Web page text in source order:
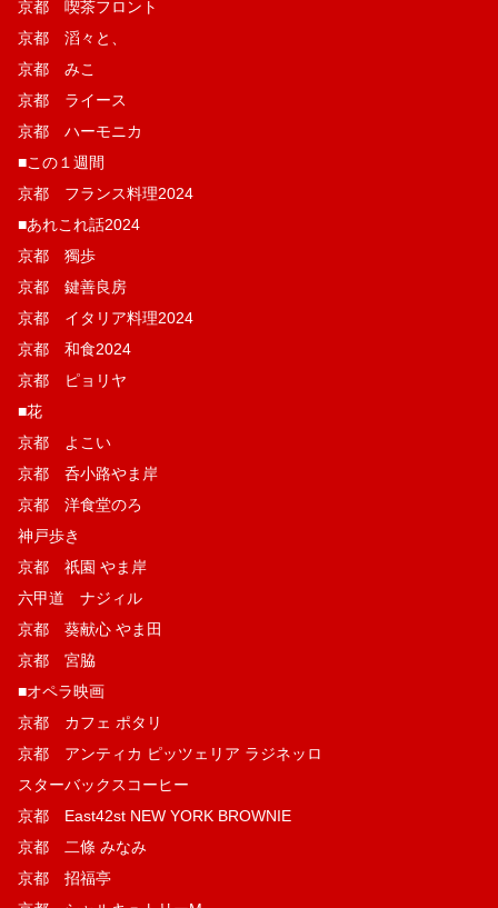
京都 喫茶フロント
京都 滔々と、
京都 みこ
京都 ライース
京都 ハーモニカ
■この１週間
京都 フランス料理2024
■あれこれ話2024
京都 獨歩
京都 鍵善良房
京都 イタリア料理2024
京都 和食2024
京都 ピョリヤ
■花
京都 よこい
京都 呑小路やま岸
京都 洋食堂のろ
神戸歩き
京都 祇園 やま岸
六甲道 ナジィル
京都 葵献心 やま田
京都 宮脇
■オペラ映画
京都 カフェ ポタリ
京都 アンティカ ピッツェリア ラジネッロ
スターバックスコーヒー
京都 East42st NEW YORK BROWNIE
京都 二條 みなみ
京都 招福亭